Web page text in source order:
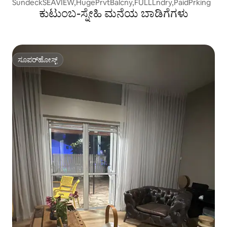
SundeckSEAVIEW,HugePrvtBalcny,FULLLndry,PaidPrking
ಕುಟುಂಬ-ಸ್ನೇಹಿ ಮನೆಯ ಬಾಡಿಗೆಗಳು
ಸೂಪರ್‌ಹೋಸ್ಟ್
ಸೂಪರ್‌ಹೋಸ್ಟ್